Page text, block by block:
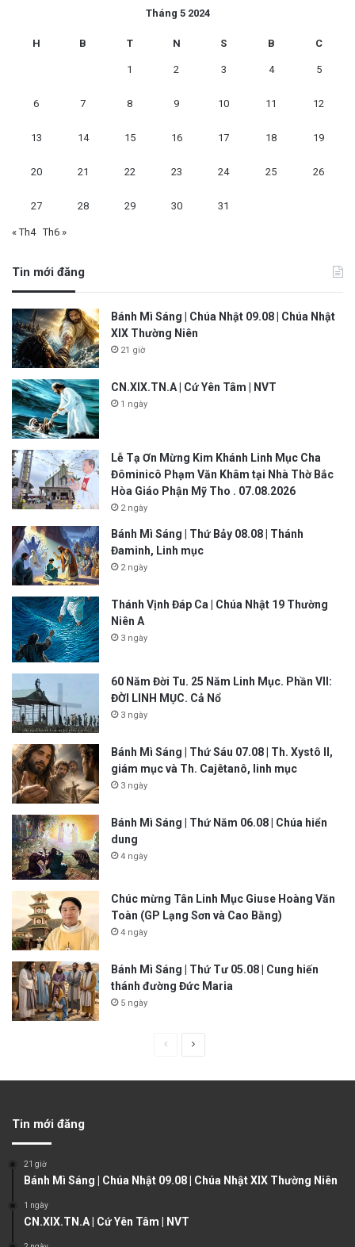
Tháng 5 2024
H B T N S B C
1 2 3 4 5
6 7 8 9 10 11 12
13 14 15 16 17 18 19
20 21 22 23 24 25 26
27 28 29 30 31
« Th4 Th6 »
Tin mới đăng
Bánh Mì Sáng | Chúa Nhật 09.08 | Chúa Nhật
XIX Thường Niên
21 giờ
CN.XIX.TN.A | Cứ Yên Tâm | NVT
1 ngày
Lễ Tạ Ơn Mừng Kim Khánh Linh Mục Cha
Đôminicô Phạm Văn Khâm tại Nhà Thờ Bắc
Hòa Giáo Phận Mỹ Tho . 07.08.2026
2 ngày
Bánh Mì Sáng | Thứ Bảy 08.08 | Thánh
Đaminh, Linh mục
2 ngày
Thánh Vịnh Đáp Ca | Chúa Nhật 19 Thường
Niên A
3 ngày
60 Năm Đời Tu. 25 Năm Linh Mục. Phần VII:
ĐỜI LINH MỤC. Cả Nổ
3 ngày
Bánh Mì Sáng | Thứ Sáu 07.08 | Th. Xystô II,
giám mục và Th. Cajêtanô, linh mục
3 ngày
Bánh Mì Sáng | Thứ Năm 06.08 | Chúa hiển
dung
4 ngày
Chúc mừng Tân Linh Mục Giuse Hoàng Văn
Toàn (GP Lạng Sơn và Cao Bằng)
4 ngày
Bánh Mì Sáng | Thứ Tư 05.08 | Cung hiến
thánh đường Đức Maria
5 ngày
u
p
g
Tin mới đăng
21 giờ
Bánh Mì Sáng | Chúa Nhật 09.08 | Chúa Nhật XIX Thường Niên
1 ngày
CN.XIX.TN.A | Cứ Yên Tâm | NVT